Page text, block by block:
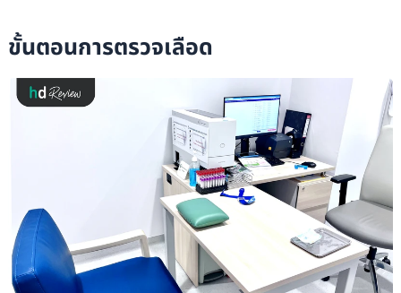
ขั้นตอนการตรวจเลือด